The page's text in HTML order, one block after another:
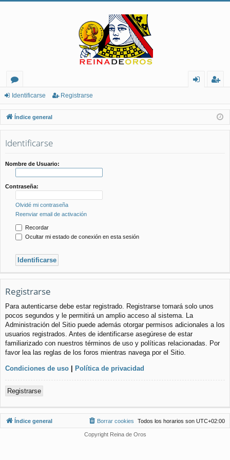
or
os
nt
ifi
ist
ra
Identificarse Registrarse
Índice general
Identificarse
Nombre de Usuario:
Contraseña:
Olvidé mi contraseña
Reenviar email de activación
Recordar
Ocultar mi estado de conexión en esta sesión
Registrarse
Para autenticarse debe estar registrado. Registrarse tomará solo unos
pocos segundos y le permitirá un amplio acceso al sistema. La
Administración del Sitio puede además otorgar permisos adicionales a los
usuarios registrados. Antes de identificarse asegúrese de estar
familiarizado con nuestros términos de uso y políticas relacionadas. Por
favor lea las reglas de los foros mientras navega por el Sitio.
Condiciones de uso | Política de privacidad
Registrarse
Índice general Todos los horarios son UTC+02:00
Borrar cookies
Copyright Reina de Oros